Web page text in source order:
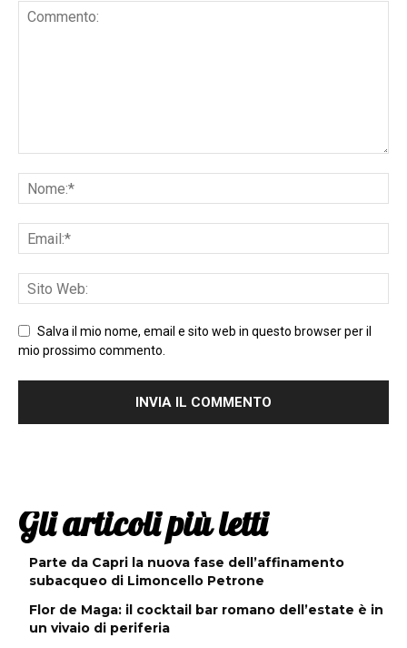
Salva il mio nome, email e sito web in questo browser per il
mio prossimo commento.
Gli articoli più letti
Parte da Capri la nuova fase dell’affinamento
subacqueo di Limoncello Petrone
Flor de Maga: il cocktail bar romano dell’estate è in
un vivaio di periferia